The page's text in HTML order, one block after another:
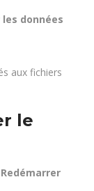
les données
aux fichiers
le
Redémarrer